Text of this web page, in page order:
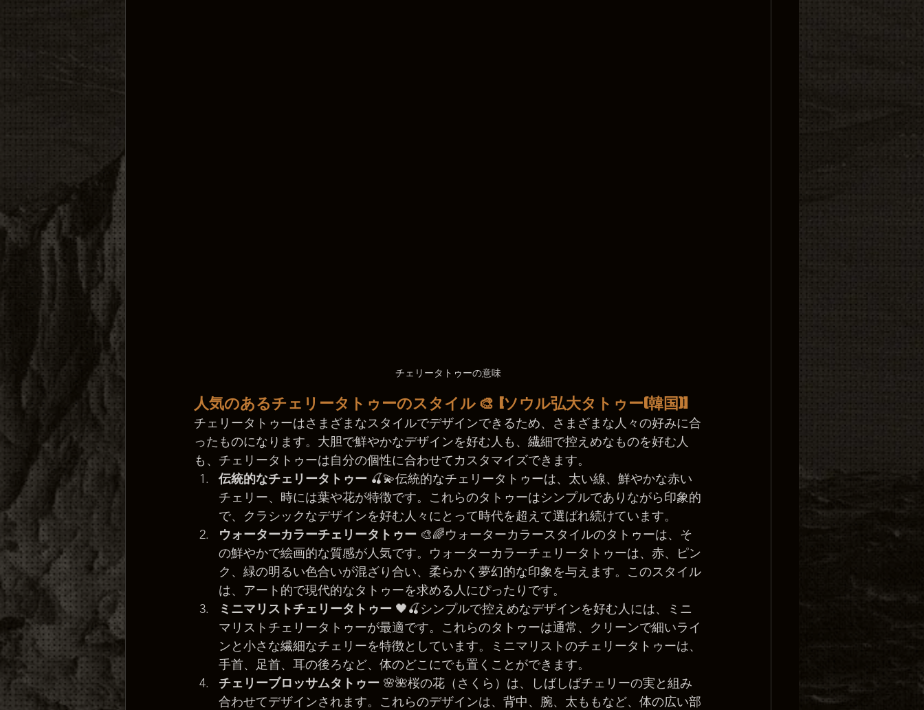
チェリータトゥーの意味
人気のあるチェリータトゥーのスタイル 🎨 [ソウル弘大タトゥー(韓国)]
チェリータトゥーはさまざまなスタイルでデザインできるため、さまざまな人々の好みに合
ったものになります。大胆で鮮やかなデザインを好む人も、繊細で控えめなものを好む人
も、チェリータトゥーは自分の個性に合わせてカスタマイズできます。
伝統的なチェリータトゥー 🍒💫伝統的なチェリータトゥーは、太い線、鮮やかな赤い
チェリー、時には葉や花が特徴です。これらのタトゥーはシンプルでありながら印象的
で、クラシックなデザインを好む人々にとって時代を超えて選ばれ続けています。
ウォーターカラーチェリータトゥー 🎨🌈ウォーターカラースタイルのタトゥーは、そ
の鮮やかで絵画的な質感が人気です。ウォーターカラーチェリータトゥーは、赤、ピン
ク、緑の明るい色合いが混ざり合い、柔らかく夢幻的な印象を与えます。このスタイル
は、アート的で現代的なタトゥーを求める人にぴったりです。
ミニマリストチェリータトゥー 🖤🍒シンプルで控えめなデザインを好む人には、ミニ
マリストチェリータトゥーが最適です。これらのタトゥーは通常、クリーンで細いライ
ンと小さな繊細なチェリーを特徴としています。ミニマリストのチェリータトゥーは、
手首、足首、耳の後ろなど、体のどこにでも置くことができます。
チェリーブロッサムタトゥー 🌸🌺桜の花（さくら）は、しばしばチェリーの実と組み
合わせてデザインされます。これらのデザインは、背中、腕、太ももなど、体の広い部